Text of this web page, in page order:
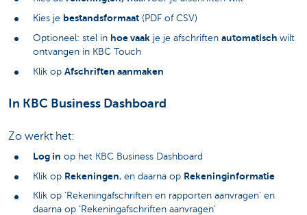
Kies je bestandsformaat (PDF of CSV)
Optioneel: stel in hoe vaak je je afschriften automatisch wilt
ontvangen in KBC Touch
Klik op Afschriften aanmaken
In KBC Business Dashboard
Zo werkt het:
Log in op het KBC Business Dashboard
Klik op Rekeningen, en daarna op Rekeninginformatie
Klik op ‘Rekeningafschriften en rapporten aanvragen’ en
daarna op ‘Rekeningafschriften aanvragen’